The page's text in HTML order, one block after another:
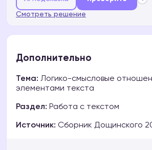
Смотреть решение
Дополнительно
Тема: Логико-смысловые
элементами текста
Раздел: Работа с текстом
Источник: Сборник Дощинского